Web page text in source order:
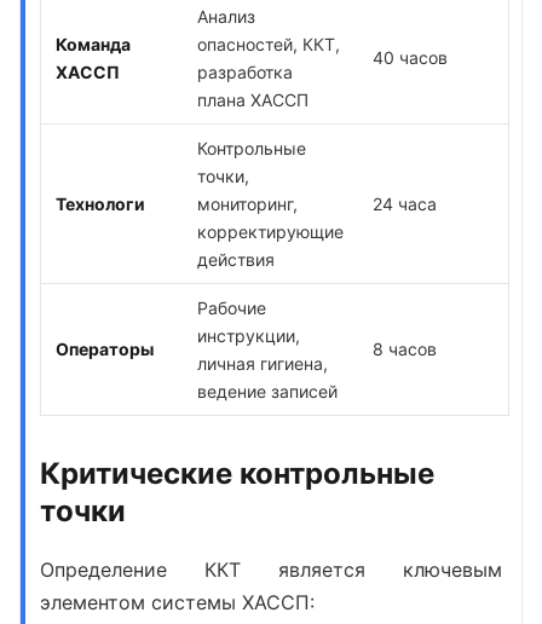
Команда
ХАССП
Анализ
опасностей, ККТ,
разработка
плана ХАССП
40 часов
Технологи
Контрольные
точки,
мониторинг,
корректирующие
действия
24 часа
Операторы
Рабочие
инструкции,
личная гигиена,
ведение записей
8 часов
Критические контрольные
точки
Определение ККТ является ключевым
элементом системы ХАССП: